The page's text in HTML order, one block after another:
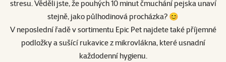
stresu. Věděli jste, že pouhých 10 minut čmuchání pejska unaví
stejně, jako půlhodinová procházka? 😊
V neposlední řadě v sortimentu Epic Pet najdete také příjemné
podložky a sušící rukavice z mikrovlákna, které usnadní
každodenní hygienu.